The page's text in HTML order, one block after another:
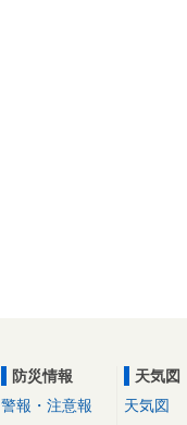
防災情報
警報・注意報
天気図
天気図